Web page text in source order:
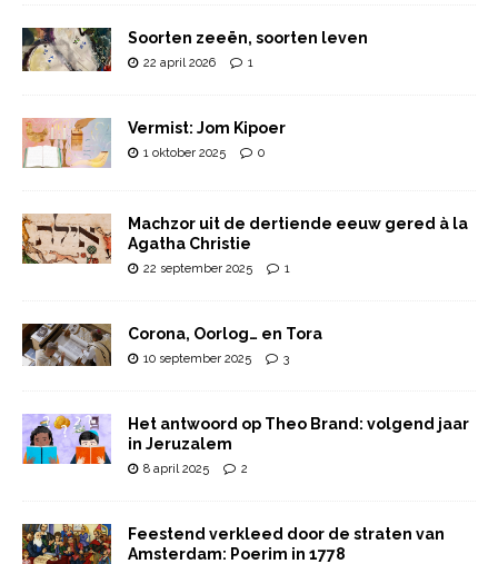
Soorten zeeën, soorten leven
22 april 2026 1
Vermist: Jom Kipoer
1 oktober 2025 0
Machzor uit de dertiende eeuw gered à la
Agatha Christie
22 september 2025 1
Corona, Oorlog… en Tora
10 september 2025 3
Het antwoord op Theo Brand: volgend jaar
in Jeruzalem
8 april 2025 2
Feestend verkleed door de straten van
Amsterdam: Poerim in 1778